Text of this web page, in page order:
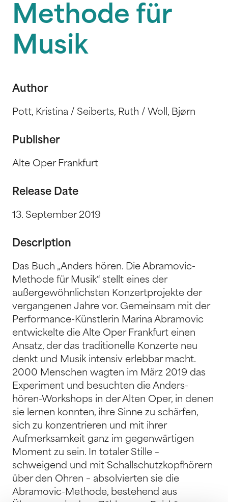
Methode für
Musik
Author
Pott, Kristina / Seiberts, Ruth / Woll, Bjørn
Publisher
Alte Oper Frankfurt
Release Date
13. September 2019
Description
Das Buch „Anders hören. Die Abramovic-
Methode für Musik“ stellt eines der
außergewöhnlichsten Konzertprojekte der
vergangenen Jahre vor. Gemeinsam mit der
Performance-Künstlerin Marina Abramovic
entwickelte die Alte Oper Frankfurt einen
Ansatz, der das traditionelle Konzerte neu
denkt und Musik intensiv erlebbar macht.
2000 Menschen wagten im März 2019 das
Experiment und besuchten die Anders-
hören-Workshops in der Alten Oper, in denen
sie lernen konnten, ihre Sinne zu schärfen,
sich zu konzentrieren und mit ihrer
Aufmerksamkeit ganz im gegenwärtigen
Moment zu sein. In totaler Stille –
schweigend und mit Schallschutzkopfhörern
über den Ohren – absolvierten sie die
Abramovic-Methode, bestehend aus